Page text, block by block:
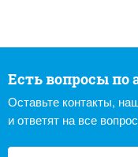
Есть вопросы по
Оставьте контакты,
и ответят на все